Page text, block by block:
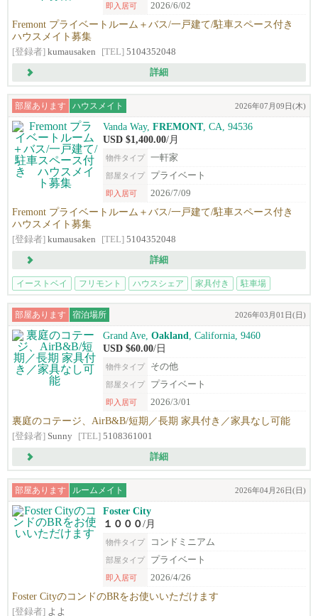
即入居可 2026/6/02
Fremont プライベートルーム＋バス/一戸建て/駐車スペース付き
ハウスメイト募集
[登録者] kumausaken [TEL] 5104352048
詳細
部屋あります ハウスメイト 2026年07月09日(木)
Vanda Way, FREMONT, CA, 94536
USD $1,400.00/月
物件タイプ 一軒家
部屋タイプ プライベート
即入居可 2026/7/09
Fremont プライベートルーム＋バス/一戸建て/駐車スペース付き
ハウスメイト募集
[登録者] kumausaken [TEL] 5104352048
詳細
イーストベイ フリモント ハウスシェア 家具付き 駐車場
部屋あります 宿泊場所 2026年03月01日(日)
Grand Ave, Oakland , California, 9460
USD $60.00/日
物件タイプ その他
部屋タイプ プライベート
即入居可 2026/3/01
裏庭のコテージ、AirB&B/短期／長期 家具付き／家具なし可能
[登録者] Sunny [TEL] 5108361001
詳細
部屋あります ルームメイト 2026年04月26日(日)
Foster City
１０００/月
物件タイプ コンドミニアム
部屋タイプ プライベート
即入居可 2026/4/26
Foster CityのコンドのBRをお使いいただけます
[登録者] よよ